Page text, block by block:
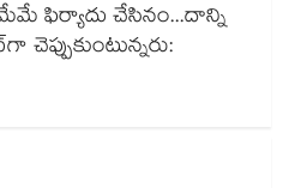
ఫిర్యాదు చేసినం...దాన్ని